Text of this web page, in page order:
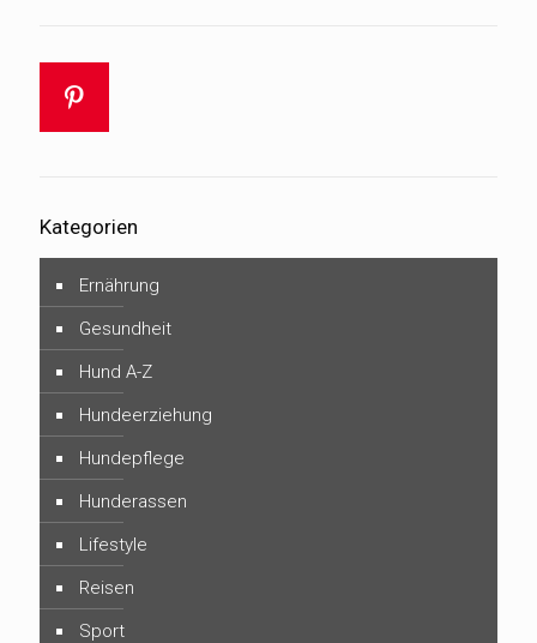
Kategorien
Ernährung
Gesundheit
Hund A-Z
Hundeerziehung
Hundepflege
Hunderassen
Lifestyle
Reisen
Sport